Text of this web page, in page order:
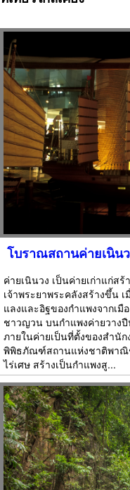
โบราณสถานค่ายเนิน
ค่ายเนินวง เป็นค่ายเก่าแก่ส
เจ้าพระยาพระคลังสร้างขึ้น
แลงและอิฐของกำแพงจากเมื
ชาวญวน บนกำแพงค่ายวาง
ภายในค่ายเป็นที่ตั้งของสำนั
พิพิธภัณฑ์สถานแห่งชาติพาณิ
ไร่เศษ สร้างเป็นกำแพงสู...